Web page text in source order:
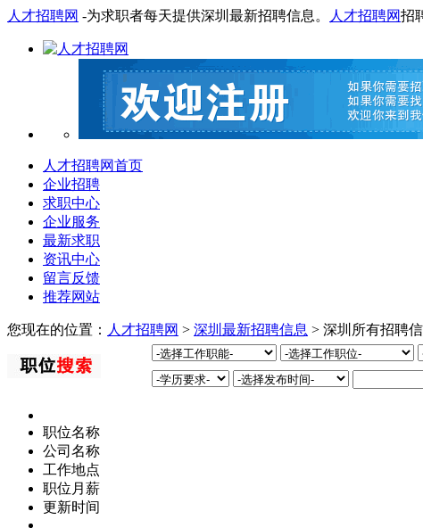
人才招聘网 -为求职者每天提供深圳最新招聘信息。 人才招聘网招
人才招聘网首页
企业招聘
求职中心
企业服务
最新求职
资讯中心
留言反馈
推荐网站
您现在的位置： 人才招聘网 > 深圳最新招聘信息 > 深圳所有招聘
职位名称
公司名称
工作地点
职位月薪
更新时间